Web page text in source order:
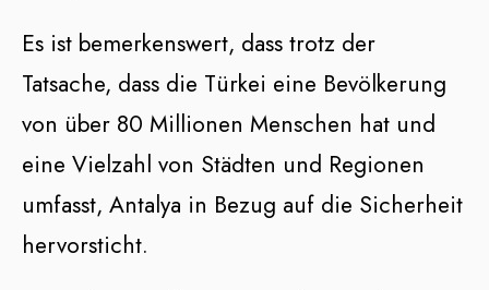
Es ist bemerkenswert, dass trotz der
Tatsache, dass die Türkei eine Bevölkerung
von über 80 Millionen Menschen hat und
eine Vielzahl von Städten und Regionen
umfasst, Antalya in Bezug auf die Sicherheit
hervorsticht.